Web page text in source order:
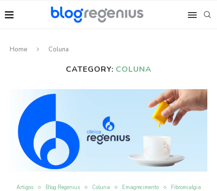
Home Coluna
CATEGORY: COLUNA
Artigos Blog Regenius Coluna Emagrecimento Fibromialgia